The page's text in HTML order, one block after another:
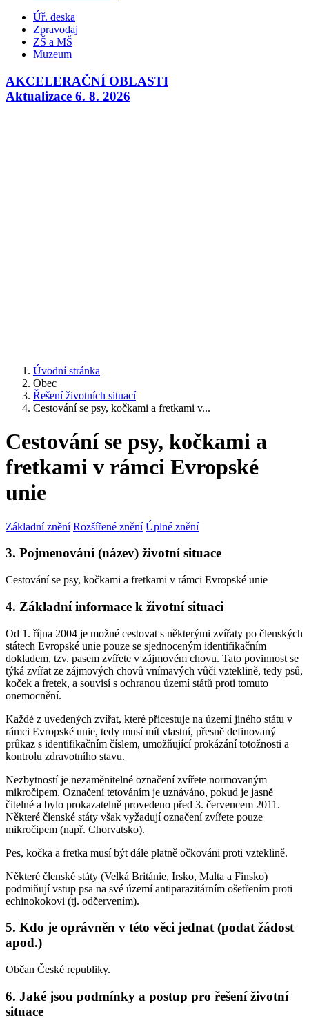
Úř. deska
Zpravodaj
ZŠ a MŠ
Muzeum
AKCELERAČNÍ OBLASTI
Aktualizace 6. 8. 2026
Úvodní stránka
Obec
Řešení životních situací
Cestování se psy, kočkami a fretkami v...
Cestování se psy, kočkami a
fretkami v rámci Evropské
unie
Základní znění Rozšířené znění Úplné znění
3. Pojmenování (název) životní situace
Cestování se psy, kočkami a fretkami v rámci Evropské unie
4. Základní informace k životní situaci
Od 1. října 2004 je možné cestovat s některými zvířaty po členských
státech Evropské unie pouze se sjednoceným identifikačním
dokladem, tzv. pasem zvířete v zájmovém chovu. Tato povinnost se
týká zvířat ze zájmových chovů vnímavých vůči vzteklině, tedy psů,
koček a fretek, a souvisí s ochranou území států proti tomuto
onemocnění.
Každé z uvedených zvířat, které přicestuje na území jiného státu v
rámci Evropské unie, tedy musí mít vlastní, přesně definovaný
průkaz s identifikačním číslem, umožňující prokázání totožnosti a
kontrolu zdravotního stavu.
Nezbytností je nezaměnitelné označení zvířete normovaným
mikročipem. Označení tetováním je uznáváno, pokud je jasně
čitelné a bylo prokazatelně provedeno před 3. červencem 2011.
Některé členské státy však vyžadují označení zvířete pouze
mikročipem (např. Chorvatsko).
Pes, kočka a fretka musí být dále platně očkováni proti vzteklině.
Některé členské státy (Velká Británie, Irsko, Malta a Finsko)
podmiňují vstup psa na své území antiparazitárním ošetřením proti
echinokokovi (tj. odčervením).
5. Kdo je oprávněn v této věci jednat (podat žádost
apod.)
Občan České republiky.
6. Jaké jsou podmínky a postup pro řešení životní
situace